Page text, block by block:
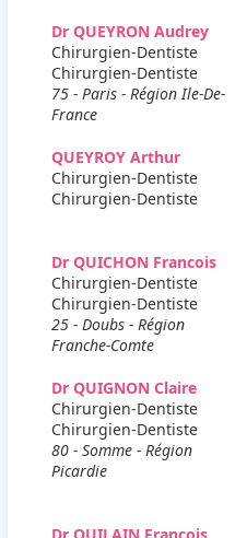
Dr QUEYRON Audrey
Chirurgien-Dentiste
Chirurgien-Dentiste
75 - Paris - Région Ile-De-
France
QUEYROY Arthur
Chirurgien-Dentiste
Chirurgien-Dentiste
Dr QUICHON Francois
Chirurgien-Dentiste
Chirurgien-Dentiste
25 - Doubs - Région
Franche-Comte
Dr QUIGNON Claire
Chirurgien-Dentiste
Chirurgien-Dentiste
80 - Somme - Région
Picardie